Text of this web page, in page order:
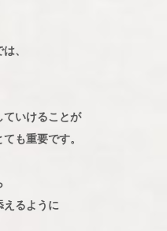
、
ていけることが
も重要です。
えるように